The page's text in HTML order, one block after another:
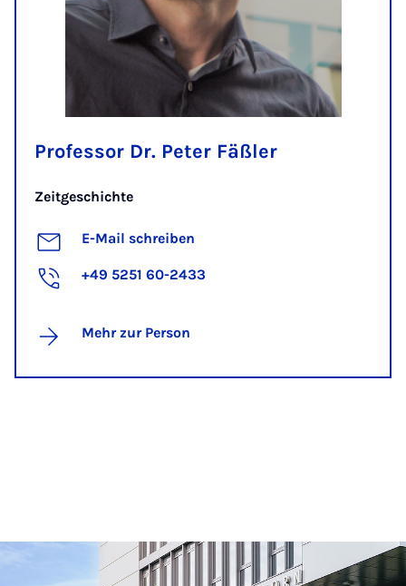
Professor Dr. Peter Fäßler
Zeitgeschichte
E-Mail schreiben
+49 5251 60-2433
Mehr zur Person